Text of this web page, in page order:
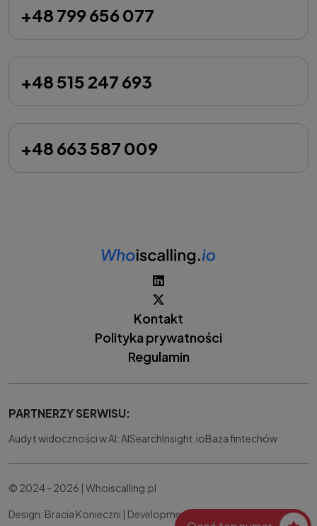
+48 799 656 077
+48 515 247 693
+48 663 587 009
Kontakt
Polityka prywatności
Regulamin
PARTNERZY SERWISU:
Audyt widoczności w AI: AISearchInsight.ioBaza fintechów
© 2024 - 2026 | Whoiscalling.pl
Design: Bracia Konieczni | Development: